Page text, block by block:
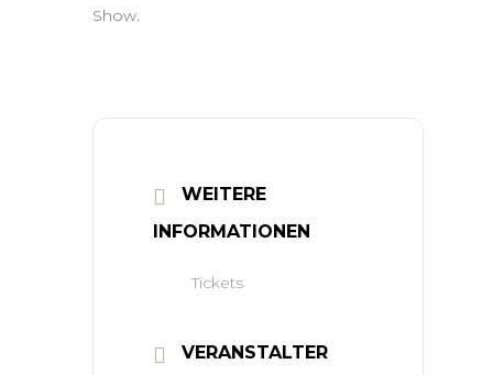
Show.
WEITERE
INFORMATIONEN
Tickets
VERANSTALTER